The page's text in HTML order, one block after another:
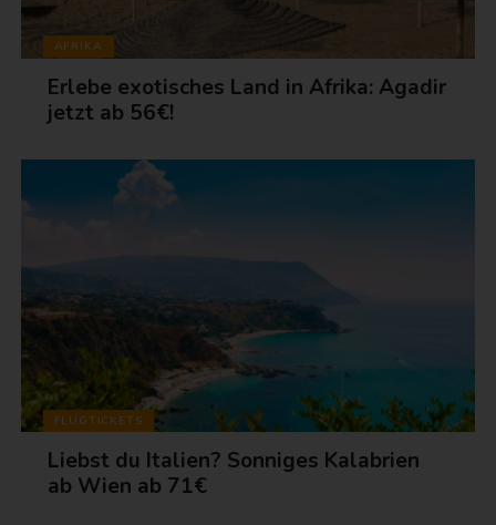
AFRIKA
Erlebe exotisches Land in Afrika: Agadir
jetzt ab 56€!
FLUGTICKETS
Liebst du Italien? Sonniges Kalabrien
ab Wien ab 71€